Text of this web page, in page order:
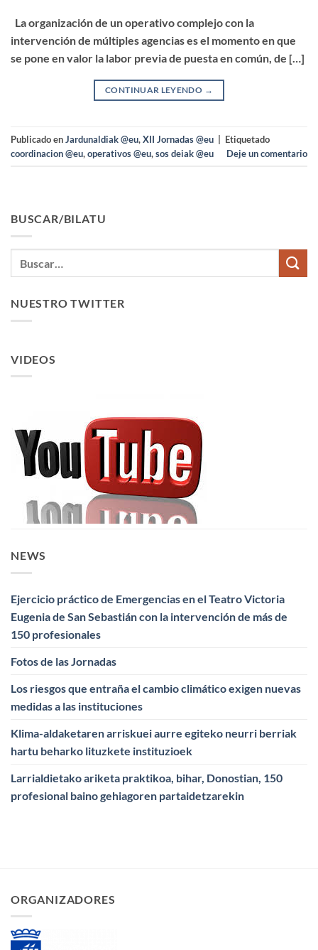
La organización de un operativo complejo con la
intervención de múltiples agencias es el momento en que
se pone en valor la labor previa de puesta en común, de […]
CONTINUAR LEYENDO →
Publicado enJardunaldiak @eu,XII Jornadas @eu
Etiquetado
coordinacion @eu,operativos @eu,sos deiak @eu Deje un comentario
BUSCAR/BILATU
NUESTRO TWITTER
VIDEOS
NEWS
Ejercicio práctico de Emergencias en el Teatro Victoria
Eugenia de San Sebastián con la intervención de más de
150 profesionales
Fotos de las Jornadas
Los riesgos que entraña el cambio climático exigen nuevas
medidas a las instituciones
Klima-aldaketaren arriskuei aurre egiteko neurri berriak
hartu beharko lituzkete instituzioek
Larrialdietako ariketa praktikoa, bihar, Donostian, 150
profesional baino gehiagoren partaidetzarekin
ORGANIZADORES